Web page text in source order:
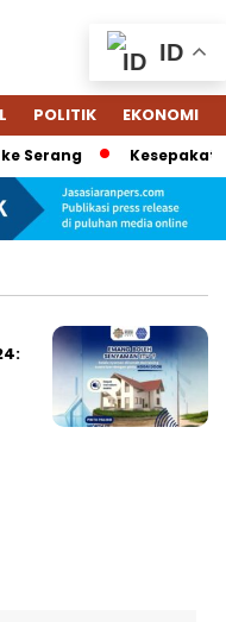
POLITIK EKONOMI
Serang
ID